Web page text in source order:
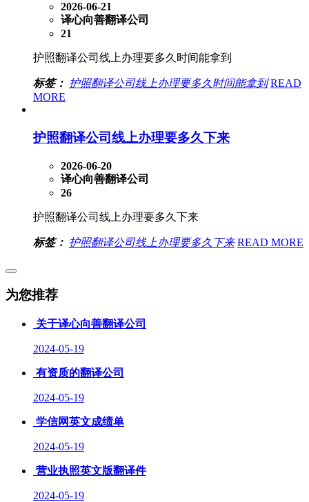
2026-06-21
译心向善翻译公司
21
护照翻译公司线上办理要多久时间能拿到
标签： 护照翻译公司线上办理要多久时间能拿到 READ
MORE
护照翻译公司线上办理要多久下来
2026-06-20
译心向善翻译公司
26
护照翻译公司线上办理要多久下来
标签： 护照翻译公司线上办理要多久下来 READ MORE
为您推荐
关于译心向善翻译公司
2024-05-19
有资质的翻译公司
2024-05-19
学信网英文成绩单
2024-05-19
营业执照英文版翻译件
2024-05-19